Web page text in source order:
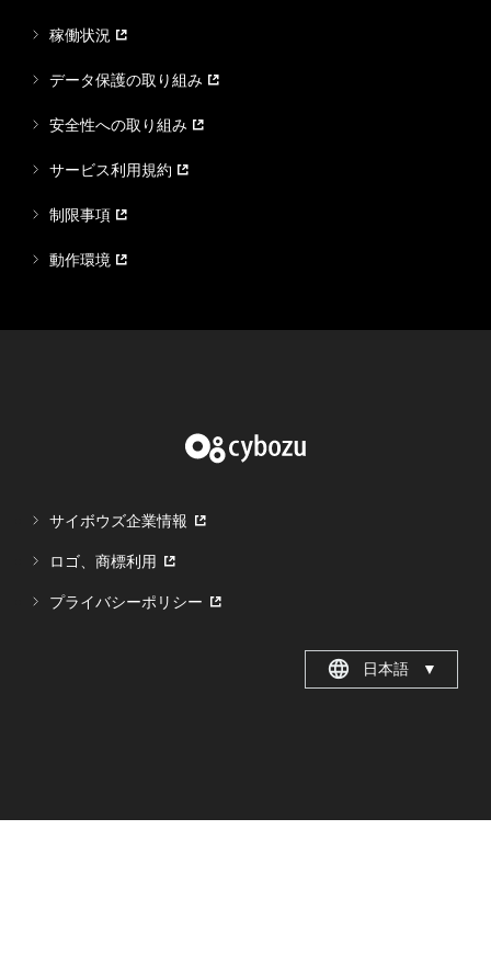
稼働状況
データ保護の取り組み
安全性への取り組み
サービス利用規約
制限事項
動作環境
サイボウズ企業情報
ロゴ、商標利用
プライバシーポリシー
日本語 ▼